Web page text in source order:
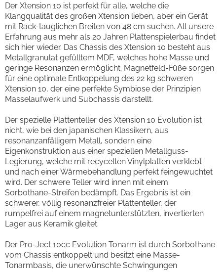
Der Xtension 10 ist perfekt für alle, welche die
Klangqualität des großen Xtension lieben, aber ein Gerät
mit Rack-tauglichen Breiten von 48 cm suchen. All unsere
Erfahrung aus mehr als 20 Jahren Plattenspielerbau findet
sich hier wieder. Das Chassis des Xtension 10 besteht aus
Metallgranulat gefülltem MDF, welches hohe Masse und
geringe Resonanzen ermöglicht. Magnetfeld-Füße sorgen
für eine optimale Entkoppelung des 22 kg schweren
Xtension 10, der eine perfekte Symbiose der Prinzipien
Masselaufwerk und Subchassis darstellt.
Der spezielle Plattenteller des Xtension 10 Evolution ist
nicht, wie bei den japanischen Klassikern, aus
resonanzanfälligem Metall, sondern eine
Eigenkonstruktion aus einer speziellen Metallguss-
Legierung, welche mit recycelten Vinylplatten verklebt
und nach einer Wärmebehandlung perfekt feingewuchtet
wird. Der schwere Teller wird innen mit einem
Sorbothane-Streifen bedämpft. Das Ergebnis ist ein
schwerer, völlig resonanzfreier Plattenteller, der
rumpelfrei auf einem magnetunterstützten, invertierten
Lager aus Keramik gleitet.
Der Pro-Ject 10cc Evolution Tonarm ist durch Sorbothane
vom Chassis entkoppelt und besitzt eine Masse-
Tonarmbasis, die unerwünschte Schwingungen